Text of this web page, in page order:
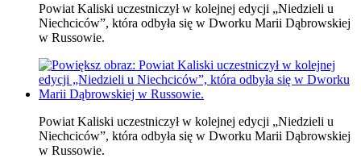
Powiat Kaliski uczestniczył w kolejnej edycji „Niedzieli u
Niechciców”, która odbyła się w Dworku Marii Dąbrowskiej
w Russowie.
Powiat Kaliski uczestniczył w kolejnej edycji „Niedzieli u
Niechciców”, która odbyła się w Dworku Marii Dąbrowskiej
w Russowie.